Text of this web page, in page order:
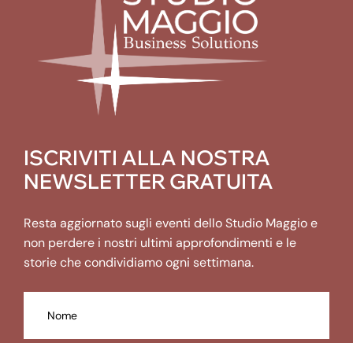
ISCRIVITI ALLA NOSTRA
NEWSLETTER GRATUITA
Resta aggiornato sugli eventi dello Studio Maggio e
non perdere i nostri ultimi approfondimenti e le
storie che condividiamo ogni settimana.